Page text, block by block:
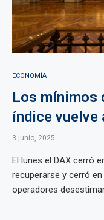
ECONOMÍA
Los mínimos
índice vuelve
3 junio, 2025
El lunes el DAX cerró
recuperarse y cerró
operadores